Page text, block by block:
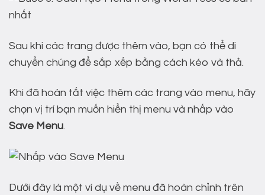
Sau khi các trang được thêm vào, bạn có thể di
chuyển chúng để sắp xếp bằng cách kéo và thả.
Khi đã hoàn tất việc thêm các trang vào menu, hãy
chọn vị trí bạn muốn hiển thị menu và nhấp vào
Save Menu.
Dưới đây là một ví dụ về menu đã hoàn chỉnh trên